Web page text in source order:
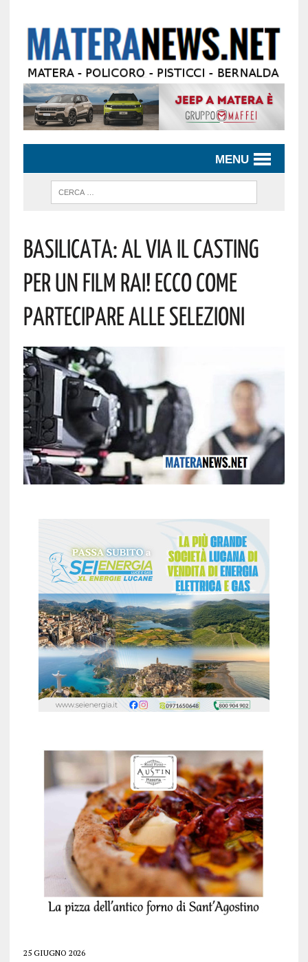
MENU
Basilicata: Al Via Il Casting
Per Un Film Rai! Ecco Come
Partecipare Alle Selezioni
25 GIUGNO 2026